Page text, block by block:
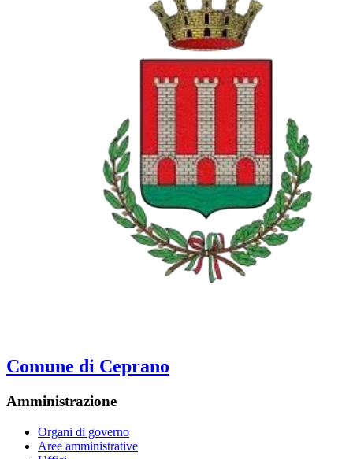
Comune di Ceprano
Amministrazione
Organi di governo
Aree amministrative